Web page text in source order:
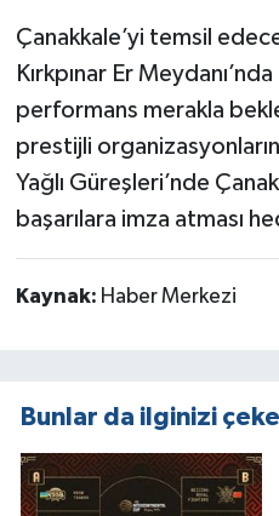
Çanakkale’yi temsil
Kırkpınar Er
performans merakla
prestijli
Yağlı Güreşleri’nde
başarılara imza atması
Kaynak: Haber Merkezi
Bunlar da ilginizi